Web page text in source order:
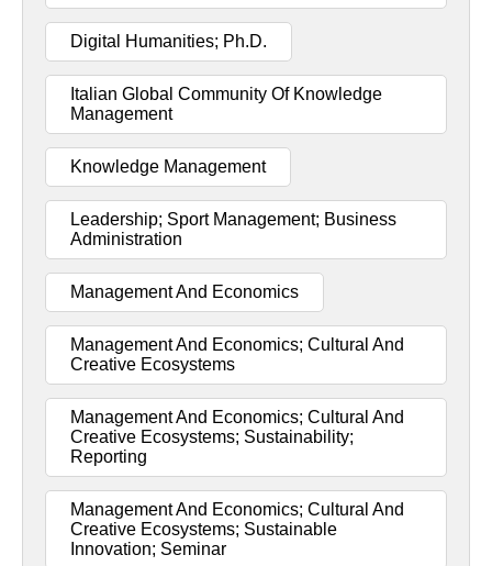
Digital Humanities; Ph.D.
Italian Global Community Of Knowledge
Management
Knowledge Management
Leadership; Sport Management; Business
Administration
Management And Economics
Management And Economics; Cultural And
Creative Ecosystems
Management And Economics; Cultural And
Creative Ecosystems; Sustainability;
Reporting
Management And Economics; Cultural And
Creative Ecosystems; Sustainable
Innovation; Seminar